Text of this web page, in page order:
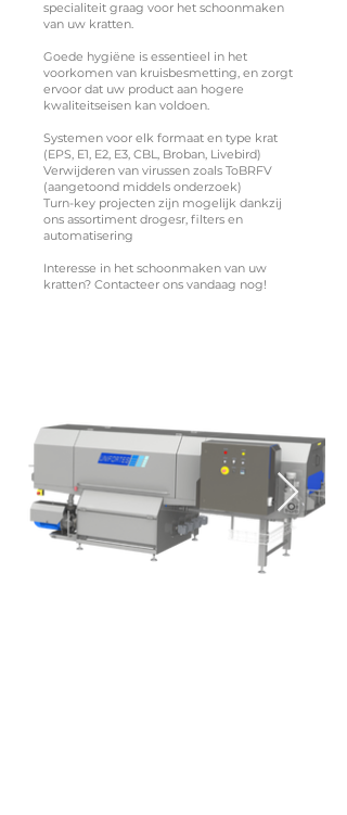
specialiteit graag voor het schoonmaken
van uw kratten.
Goede hygiëne is essentieel in het
voorkomen van kruisbesmetting, en zorgt
ervoor dat uw product aan hogere
kwaliteitseisen kan voldoen.
Systemen voor elk formaat en type krat
(EPS, E1, E2, E3, CBL, Broban, Livebird)
Verwijderen van virussen zoals ToBRFV
(aangetoond middels onderzoek)
Turn-key projecten zijn mogelijk dankzij
ons assortiment drogesr, filters en
automatisering
Interesse in het schoonmaken van uw
kratten? Contacteer ons vandaag nog!